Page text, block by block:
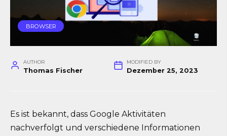
BROWSER
AUTHOR
Thomas Fischer
MODIFIED BY
Dezember 25, 2023
Es ist bekannt, dass Google Aktivitäten
nachverfolgt und verschiedene Informationen